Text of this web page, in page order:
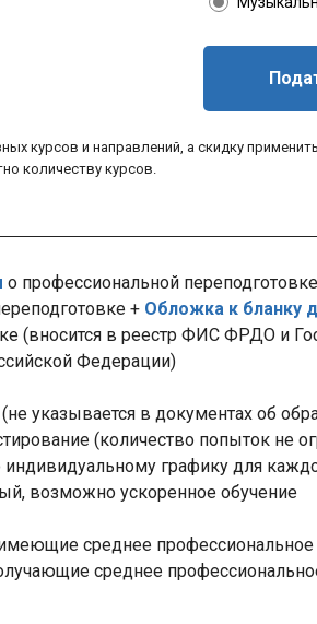
курсов и направлений, а скидку
количеству курсов.
о профессиональной
+ Обложка к бланку
(вносится в реестр ФИС ФРДО и
Федерации)
указывается в документах об
(количество попыток не
графику для
возможно ускоренное обучение
среднее
среднее